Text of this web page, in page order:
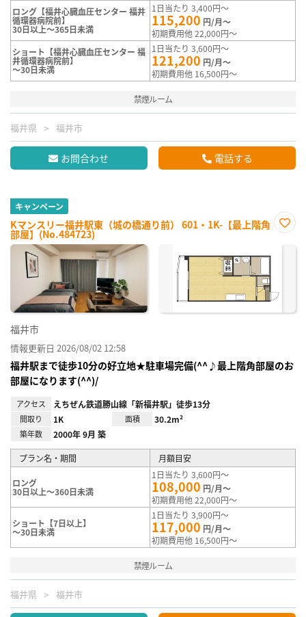
ロング【福井心臓血圧センター 福井
循環器病院前】
30日以上～365日未満
1日当たり 3,400円～
115,200 円/月～
初期費用他 22,000円～
ショート【福井心臓血圧センター 福
井循環器病院前】
～30日未満
1日当たり 3,600円～
121,200 円/月～
初期費用他 16,500円～
禁煙ルーム
福井県 福井市
お問合わせ 電話する
キャンペーン
Kマンスリー福井駅東（城の橋通り前） 601・1K-【最上階角
部屋】(No.484723)
に入
福井市
情報更新日 2026/08/02 12:58
福井駅まで徒歩10分の好立地★駐車場完備(^^♪最上階角部屋のお
部屋になります(^^)/
アクセス えちぜん鉄道勝山線「新福井駅」徒歩13分
間取り 1K 面積 30.2m²
築年数 2000年 9月 築
プラン名・期間 月額目安
ロング
30日以上～360日未満
1日当たり 3,600円～
108,000 円/月～
初期費用他 22,000円～
ショート【7日以上】
～30日未満
1日当たり 3,900円～
117,000 円/月～
初期費用他 16,500円～
禁煙ルーム
福井県 福井市